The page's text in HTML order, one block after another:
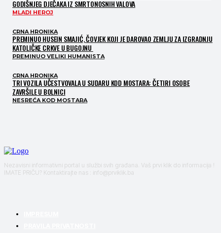
GODIŠNJEG DJEČAKA IZ SMRTONOSNIH VALOVA
MLADI HEROJ
CRNA HRONIKA
PREMINUO HUSEIN SMAJIĆ, ČOVJEK KOJI JE DAROVAO ZEMLJU ZA IZGRADNJU
KATOLIČKE CRKVE U BUGOJNU
PREMINUO VELIKI HUMANISTA
CRNA HRONIKA
TRI VOZILA UČESTVOVALA U SUDARU KOD MOSTARA: ČETIRI OSOBE
ZAVRŠILE U BOLNICI
NESREĆA KOD MOSTARA
Nezavisni informativni portal u službi svih građana. Vaš prvi klik do informacija !
IMATE PRIČU? Kontaktirajte nas : info@prviklik.ba